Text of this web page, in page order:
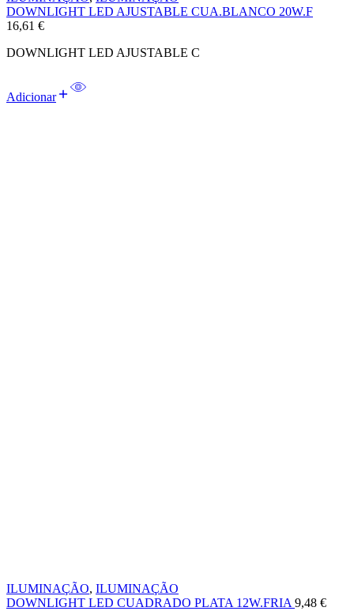
DOWNLIGHT LED AJUSTABLE CUA.BLANCO 20W.F
16,61 €
DOWNLIGHT LED AJUSTABLE C
Adicionar
ILUMINAÇÃO, ILUMINAÇÃO
DOWNLIGHT LED CUADRADO PLATA 12W.FRIA 9,48 €